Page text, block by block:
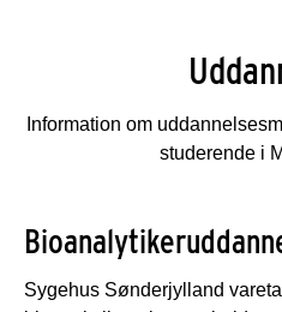
Information om
studerende i
Sygehus Sønderjylland